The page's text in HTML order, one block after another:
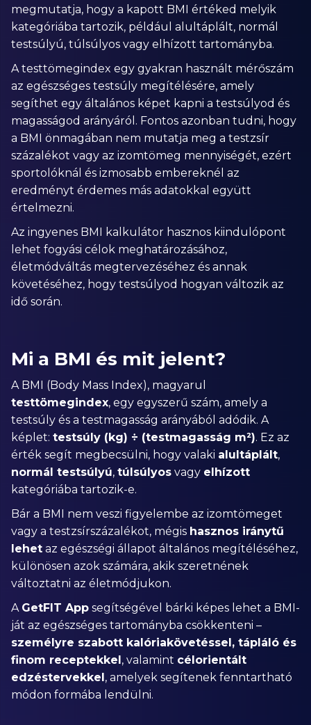
megmutatja, hogy a kapott BMI értéked melyik
kategóriába tartozik, például alultáplált, normál
testsúlyú, túlsúlyos vagy elhízott tartományba.
A testtömegindex egy gyakran használt mérőszám
az egészséges testsúly megítélésére, amely
segíthet egy általános képet kapni a testsúlyod és
magasságod arányáról. Fontos azonban tudni, hogy
a BMI önmagában nem mutatja meg a testzsír
százalékot vagy az izomtömeg mennyiségét, ezért
sportolóknál és izmosabb embereknél az
eredményt érdemes más adatokkal együtt
értelmezni.
Az ingyenes BMI kalkulátor hasznos kiindulópont
lehet fogyási célok meghatározásához,
életmódváltás megtervezéséhez és annak
követéséhez, hogy testsúlyod hogyan változik az
idő során.
Mi a BMI és mit jelent?
A BMI (Body Mass Index), magyarul
testtömegindex, egy egyszerű szám, amely a
testsúly és a testmagasság arányából adódik. A
képlet: testsúly (kg) ÷ (testmagasság m²). Ez az
érték segít megbecsülni, hogy valaki alultáplált,
normál testsúlyú, túlsúlyos vagy elhízott
kategóriába tartozik-e.
Bár a BMI nem veszi figyelembe az izomtömeget
vagy a testzsírszázalékot, mégis hasznos iránytű
lehet az egészségi állapot általános megítéléséhez,
különösen azok számára, akik szeretnének
változtatni az életmódjukon.
A GetFIT App segítségével bárki képes lehet a BMI-
ját az egészséges tartományba csökkenteni –
személyre szabott kalóriakövetéssel, tápláló és
finom receptekkel , valamint célorientált
edzéstervekkel , amelyek segítenek fenntartható
módon formába lendülni.